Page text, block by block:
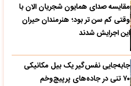
مقایسه صدای همایون شجریان الان با
وقتی کم سن تر بود؛ هنرمندان حیران
این اجرایش شدند
جابه‌جایی نفس‌گیر یک بیل مکانیکی
۷۰ تنی در جاده‌های پرپیچ‌وخم